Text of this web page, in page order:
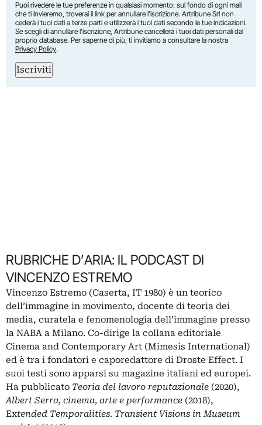
Puoi rivedere le tue preferenze in qualsiasi momento: sul fondo di ogni mail
che ti invieremo, troverai il link per annullare l’iscrizione. Artribune Srl non
cederà i tuoi dati a terze parti e utilizzerà i tuoi dati secondo le tue indicazioni.
Se scegli di annullare l’iscrizione, Artribune cancellerà i tuoi dati personali dal
proprio database. Per saperne di più, ti invitiamo a consultare la nostra
Privacy Policy.
Iscriviti
RUBRICHE D’ARIA: IL PODCAST DI
VINCENZO ESTREMO
Vincenzo Estremo (Caserta, IT 1980) è un teorico
dell’immagine in movimento, docente di teoria dei
media, curatela e fenomenologia dell’immagine presso
la NABA a Milano. Co-dirige la collana editoriale
Cinema and Contemporary Art (Mimesis International)
ed è tra i fondatori e caporedattore di Droste Effect. I
suoi testi sono apparsi su magazine italiani ed europei.
Ha pubblicato Teoria del lavoro reputazionale (2020),
Albert Serra, cinema, arte e performance (2018),
Extended Temporalities. Transient Visions in Museum